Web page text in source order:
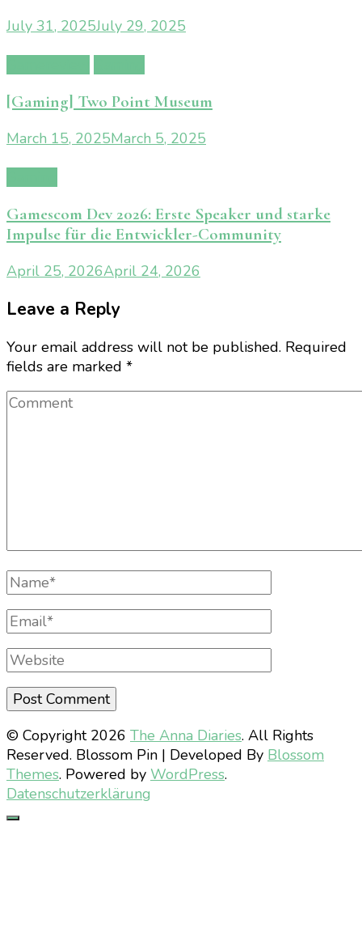
July 31, 2025July 29, 2025
[Gaming] Two Point Museum
March 15, 2025March 5, 2025
Gamescom Dev 2026: Erste Speaker und starke
Impulse für die Entwickler-Community
April 25, 2026April 24, 2026
Leave a Reply
Your email address will not be published. Required
fields are marked *
Comment
Full
Name
Email
Website
© Copyright 2026 The Anna Diaries. All Rights
Reserved. Blossom Pin | Developed By Blossom
Themes. Powered by WordPress.
Datenschutzerklärung